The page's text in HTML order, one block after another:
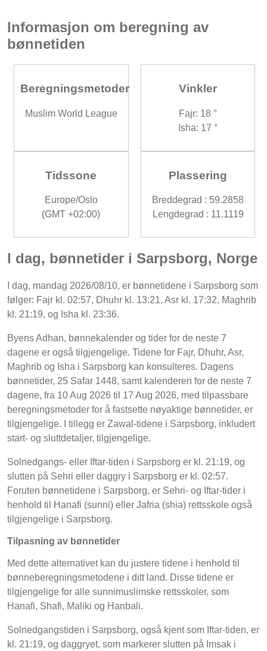
Informasjon om beregning av
bønnetiden
Beregningsmetoder
Muslim World League
Vinkler
Fajr: 18 °
Isha: 17 °
Tidssone
Europe/Oslo
(GMT +02:00)
Plassering
Breddegrad : 59.2858
Lengdegrad : 11.1119
I dag, bønnetider i Sarpsborg, Norge
I dag, mandag 2026/08/10, er bønnetidene i Sarpsborg som
følger: Fajr kl. 02:57, Dhuhr kl. 13:21, Asr kl. 17:32, Maghrib
kl. 21:19, og Isha kl. 23:36.
Byens Adhan, bønnekalender og tider for de neste 7
dagene er også tilgjengelige. Tidene for Fajr, Dhuhr, Asr,
Maghrib og Isha i Sarpsborg kan konsulteres. Dagens
bønnetider, 25 Safar 1448, samt kalenderen for de neste 7
dagene, fra 10 Aug 2026 til 17 Aug 2026, med tilpassbare
beregningsmetoder for å fastsette nøyaktige bønnetider, er
tilgjengelige. I tillegg er Zawal-tidene i Sarpsborg, inkludert
start- og sluttdetaljer, tilgjengelige.
Solnedgangs- eller Iftar-tiden i Sarpsborg er kl. 21:19, og
slutten på Sehri eller daggry i Sarpsborg er kl. 02:57.
Foruten bønnetidene i Sarpsborg, er Sehri- og Iftar-tider i
henhold til Hanafi (sunni) eller Jafria (shia) rettsskole også
tilgjengelige i Sarpsborg.
Tilpasning av bønnetider
Med dette alternativet kan du justere tidene i henhold til
bønneberegningsmetodene i ditt land. Disse tidene er
tilgjengelige for alle sunnimuslimske rettsskoler, som
Hanafi, Shafi, Maliki og Hanbali.
Solnedgangstiden i Sarpsborg, også kjent som Iftar-tiden, er
kl. 21:19, og daggryet, som markerer slutten på Imsak i